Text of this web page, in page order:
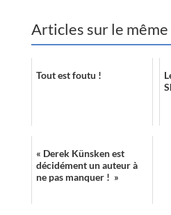
Articles sur le
Tout est foutu !
« Derek Künsken est
décidément un auteur à
ne pas manquer ! »